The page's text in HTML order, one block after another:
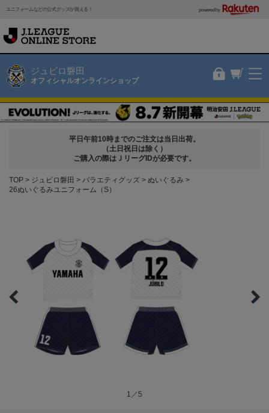
ユニフォームなどの公式グッズが買える！ powered by
ジュビロ磐田
オフィシャルオンラインショップ
平日午前10時までのご注文は当日出荷。
（土日祝日は除く）
ご購入の際はＪリーグIDが必要です。
TOP ジュビロ磐田 バラエティグッズ
ぬいぐるみ
26ぬいぐるみユニフォーム（S）
1／5